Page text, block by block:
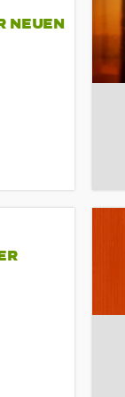
NEUEN